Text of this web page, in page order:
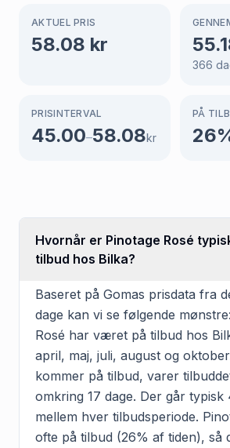
AKTUEL PRIS
58.08 kr
366
PRISINTERVAL
45.00–58.08kr
PÅ
26
Hvornår er Pinotage Rosé
tilbud hos Bilka?
Baseret på Gomas prisdata fra
dage kan vi se følgende
Rosé har været på tilbud hos
april, maj, juli, august og
kommer på tilbud, varer
omkring 17 dage. Der går typisk
mellem hver tilbudsperiode.
ofte på tilbud (26% af tiden), så